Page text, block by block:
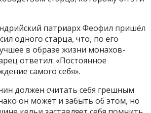
патриарх Феофил пришёл
одного старца, что, по его
в образе жизни монахов-
ответил: «Постоянное
самого себя».
должен считать себя грешным
он может и забыть об этом, но